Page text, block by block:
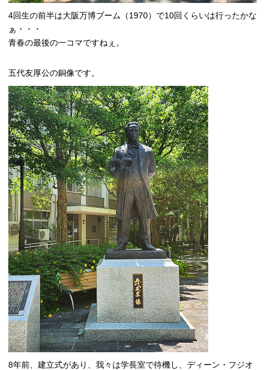
4回生の前半は大阪万博ブーム（1970）で10回くらいは行ったかな
ぁ・・・
青春の最後の一コマですねぇ。
五代友厚公の銅像です。
8年前、建立式があり、我々は学長室で待機し、ディーン・フジオ